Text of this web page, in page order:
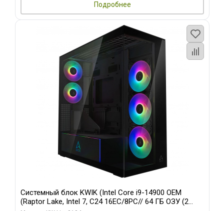
Подробнее
Системный блок KWIK (Intel Core i9-14900 OEM
(Raptor Lake, Intel 7, C24 16EC/8PC// 64 ГБ ОЗУ (2